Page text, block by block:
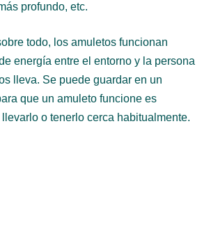
profundo, etc.
todo, los amuletos funcionan
energía entre el entorno y la persona
lleva. Se puede guardar en un
que un amuleto funcione es
o tenerlo cerca habitualmente.